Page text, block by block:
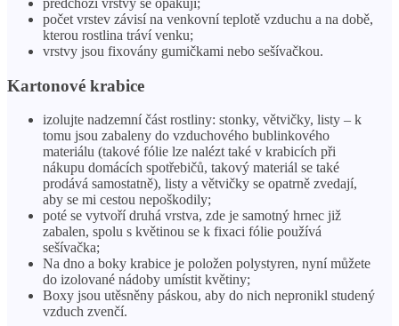
předchozí vrstvy se opakují;
počet vrstev závisí na venkovní teplotě vzduchu a na době,
kterou rostlina tráví venku;
vrstvy jsou fixovány gumičkami nebo sešívačkou.
Kartonové krabice
izolujte nadzemní část rostliny: stonky, větvičky, listy – k
tomu jsou zabaleny do vzduchového bublinkového
materiálu (takové fólie lze nalézt také v krabicích při
nákupu domácích spotřebičů, takový materiál se také
prodává samostatně), listy a větvičky se opatrně zvedají,
aby se mi cestou nepoškodily;
poté se vytvoří druhá vrstva, zde je samotný hrnec již
zabalen, spolu s květinou se k fixaci fólie používá
sešívačka;
Na dno a boky krabice je položen polystyren, nyní můžete
do izolované nádoby umístit květiny;
Boxy jsou utěsněny páskou, aby do nich nepronikl studený
vzduch zvenčí.